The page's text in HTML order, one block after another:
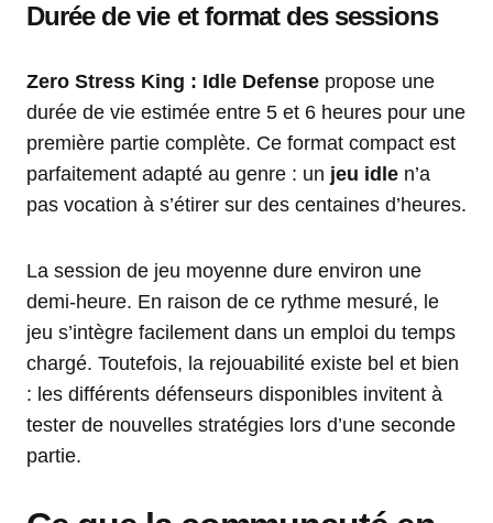
Durée de vie et format des sessions
Zero Stress King : Idle Defense propose une
durée de vie estimée entre 5 et 6 heures pour une
première partie complète. Ce format compact est
parfaitement adapté au genre : un jeu idle n’a
pas vocation à s’étirer sur des centaines d’heures.
La session de jeu moyenne dure environ une
demi-heure. En raison de ce rythme mesuré, le
jeu s’intègre facilement dans un emploi du temps
chargé. Toutefois, la rejouabilité existe bel et bien
: les différents défenseurs disponibles invitent à
tester de nouvelles stratégies lors d’une seconde
partie.